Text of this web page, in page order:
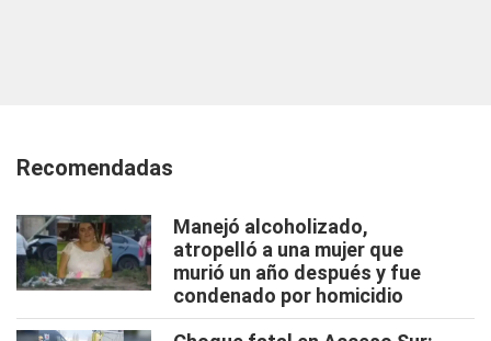
Recomendadas
Manejó alcoholizado,
atropelló a una mujer que
murió un año después y fue
condenado por homicidio